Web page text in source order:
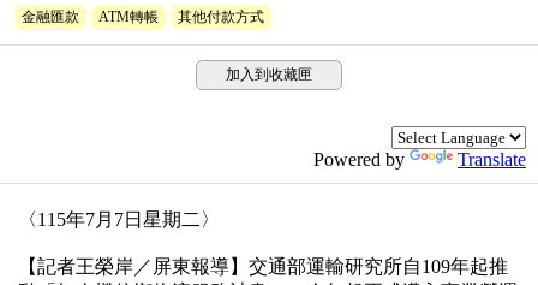
金融匯款 ATM轉帳 其他付款方式
加入到收藏匣
Powered by Translate
〈115年7月7日星期二〉
【記者王榮岸／屏東報導】交通部運輸研究所自109年起推